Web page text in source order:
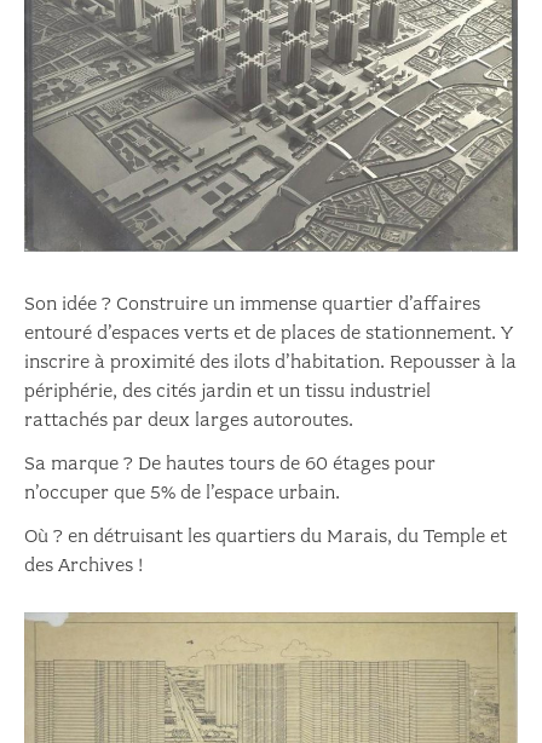
Son idée ? Construire un immense quartier d’affaires
entouré d’espaces verts et de places de stationnement. Y
inscrire à proximité des ilots d’habitation. Repousser à la
périphérie, des cités jardin et un tissu industriel
rattachés par deux larges autoroutes.
Sa marque ? De hautes tours de 60 étages pour
n’occuper que 5% de l’espace urbain.
Où ? en détruisant les quartiers du Marais, du Temple et
des Archives !